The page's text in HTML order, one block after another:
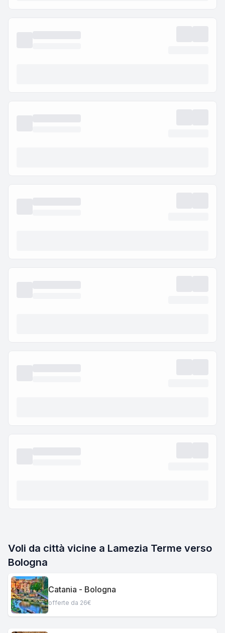
Voli da città vicine a Lamezia Terme verso
Bologna
Catania - Bologna
offerte da 26€